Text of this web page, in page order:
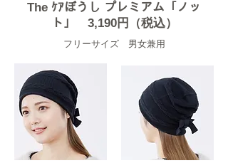
​The ｹｱぼうし プレミアム「ノッ
ト」 3,190円（税込）
​フリーサイズ 男女兼用